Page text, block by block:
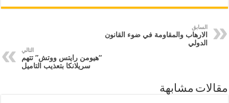
السابق
الارهاب والمقاومة في ضوء القانون
الدولي
التالي
“هيومن رايتس ووتش” تتهم
سريلانكا بتعذيب التاميل
مقالات مشابهة